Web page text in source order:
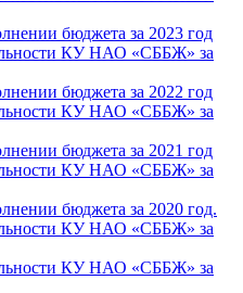
бюджета за 2023 год
КУ НАО «СББЖ» за
бюджета за 2022 год
КУ НАО «СББЖ» за
бюджета за 2021 год
КУ НАО «СББЖ» за
бюджета за 2020 год.
КУ НАО «СББЖ» за
КУ НАО «СББЖ» за